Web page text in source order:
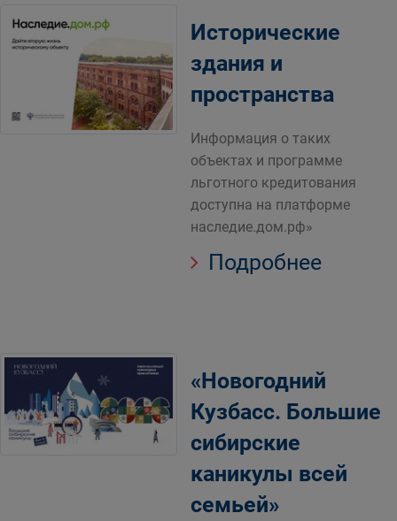
Исторические
здания и
пространства
Информация о таких
объектах и программе
льготного кредитования
доступна на платформе
наследие.дом.рф»
Подробнее
«Новогодний
Кузбасс. Большие
сибирские
каникулы всей
семьей»